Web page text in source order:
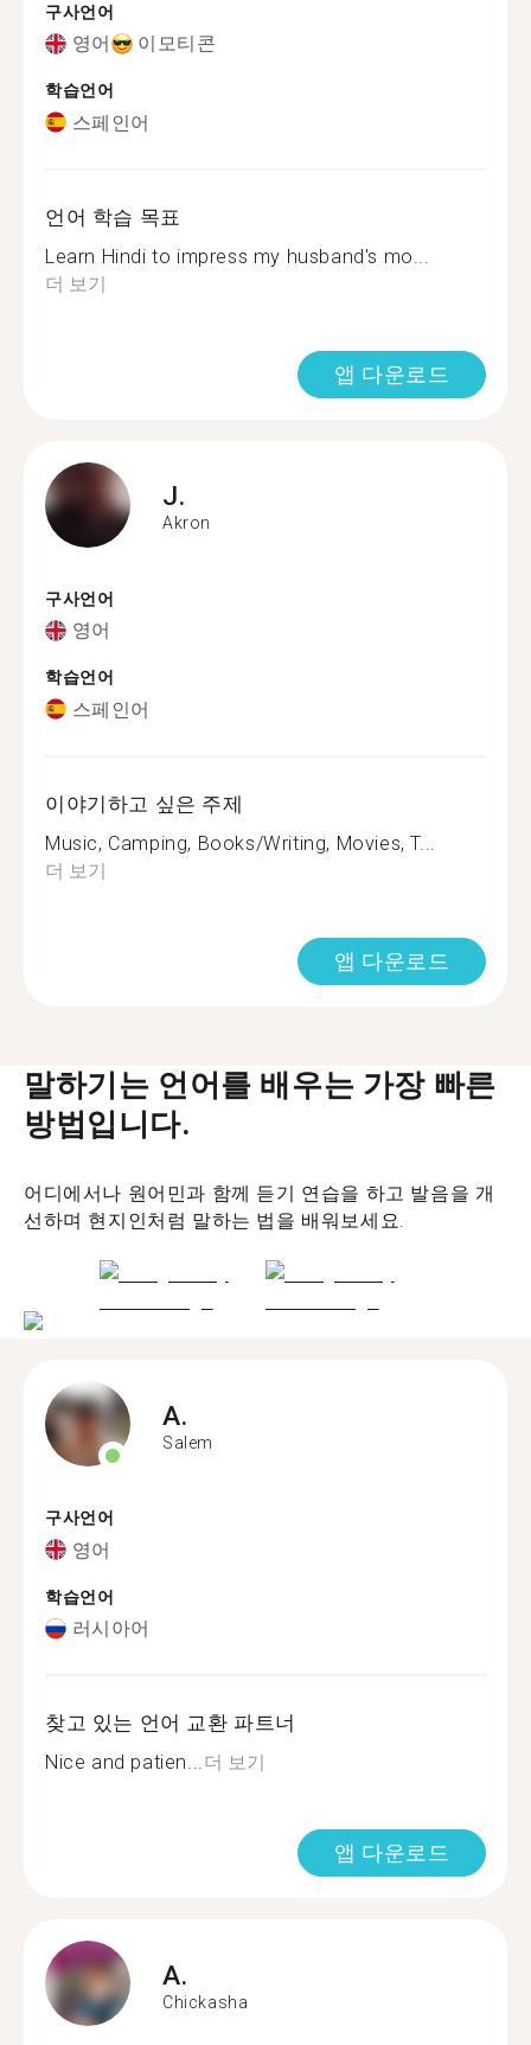
구사언어
영어 이모티콘
학습언어
스페인어
언어 학습 목표
Learn Hindi to impress my husband's mo...
더 보기
앱 다운로드
J.
Akron
구사언어
영어
학습언어
스페인어
이야기하고 싶은 주제
Music, Camping, Books/Writing, Movies, T...
더 보기
앱 다운로드
말하기는 언어를 배우는 가장 빠른
방법입니다.
어디에서나 원어민과 함께 듣기 연습을 하고 발음을 개
선하며 현지인처럼 말하는 법을 배워보세요.
A.
Salem
구사언어
영어
학습언어
러시아어
찾고 있는 언어 교환 파트너
Nice and patien...더 보기
앱 다운로드
A.
Chickasha